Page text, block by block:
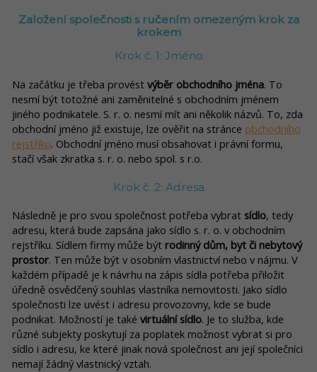
Založení společnosti s ručením omezeným krok za
krokem
Krok č. 1: Jméno
Na začátku je třeba provést výběr obchodního jména. To
nesmí být totožné ani zaměnitelné s obchodním jménem
jiného podnikatele. S. r. o. nesmí mít ani několik názvů. To, zda
obchodní jméno již existuje, lze ověřit na stránce obchodního
rejstříku. Obchodní jméno musí obsahovat i právní formu,
stačí však zkratka s. r. o. nebo spol. s r.o.
Krok č. 2: Adresa
Následně je pro svou společnost potřeba vybrat sídlo, tedy
adresu, která bude zapsána jako sídlo s. r. o. v obchodním
rejstříku. Sídlem firmy může být rodinný dům, byt či nebytový
prostor. Ten může být v osobním vlastnictví nebo v nájmu. V
každém případě je k návrhu na zápis sídla potřeba přiložit
úředně osvědčený souhlas vlastníka nemovitosti. Jako sídlo
společnosti lze uvést i adresu provozovny, kde se bude
podnikat. Možností je také virtuální sídlo. Je to služba, kde
různé subjekty poskytují za poplatek možnost vybrat si pro
sídlo i adresu, ke které jinak nová společnost ani její společníci
nemají žádný vlastnický vztah.